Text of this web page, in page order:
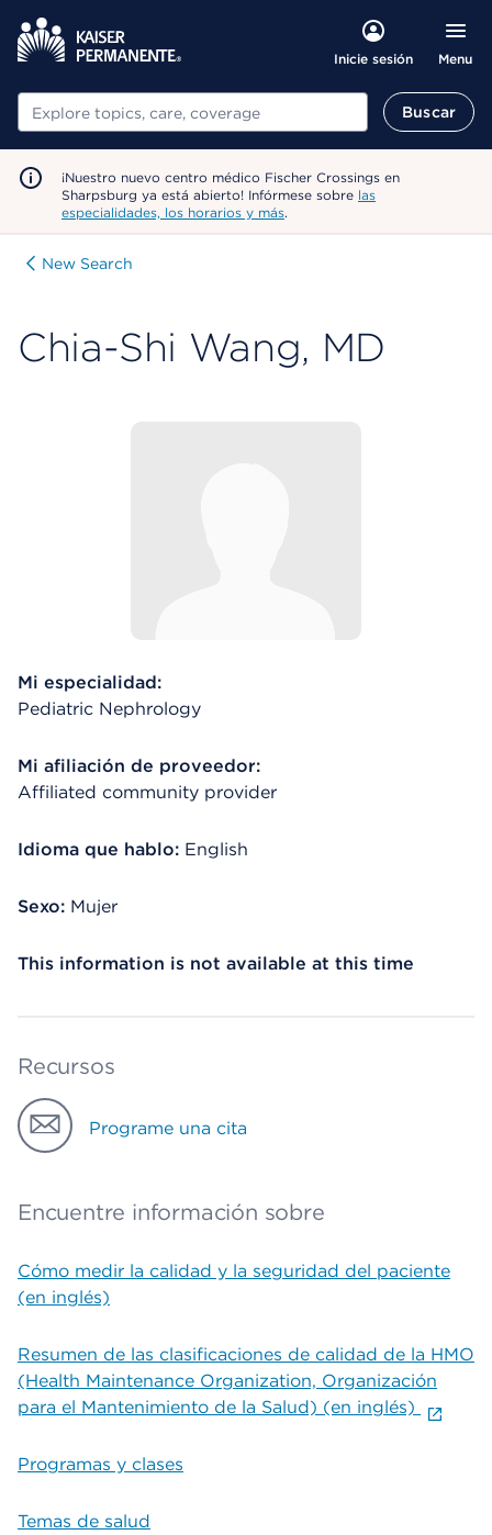
Inicie sesión Menu
Buscar Buscar
¡Nuestro nuevo centro médico Fischer Crossings en
Sharpsburg ya está abierto! Infórmese sobre las
especialidades, los horarios y más.
New Search
Chia-Shi Wang, MD
Mi especialidad:
Pediatric Nephrology
Mi afiliación de proveedor:
Affiliated community provider
Idioma que hablo: English
Sexo: Mujer
This information is not available at this time
Recursos
Programe una cita
Encuentre información sobre
Cómo medir la calidad y la seguridad del paciente
(en inglés)
Resumen de las clasificaciones de calidad de la HMO
(Health Maintenance Organization, Organización
para el Mantenimiento de la Salud) (en inglés)
Programas y clases
Temas de salud